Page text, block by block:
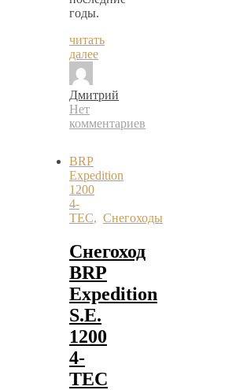
годы.
читать
далее
Дмитрий
Нет
комментариев
BRP
Expedition
1200
4-
TEC, Снегоходы
Снегоход
BRP
Expedition
S.E.
1200
4-
TEC